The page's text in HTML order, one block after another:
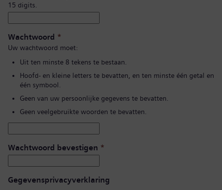
15 digits.
Wachtwoord *
Uw wachtwoord moet:
Uit ten minste 8 tekens te bestaan.
Hoofd- en kleine letters te bevatten, en ten minste één getal en
één symbool.
Geen van uw persoonlijke gegevens te bevatten.
Geen veelgebruikte woorden te bevatten.
Wachtwoord bevestigen *
Gegevensprivacyverklaring